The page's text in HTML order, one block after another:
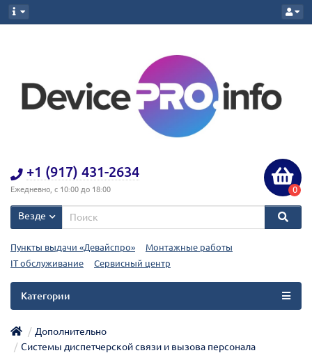
+1 (917) 431-2634
Ежедневно, с 10:00 до 18:00 0
Везде
Пункты выдачи «Девайспро»
Монтажные работы
IT обслуживание
Сервисный центр
Категории
Дополнительно
Системы диспетчерской связи и вызова персонала